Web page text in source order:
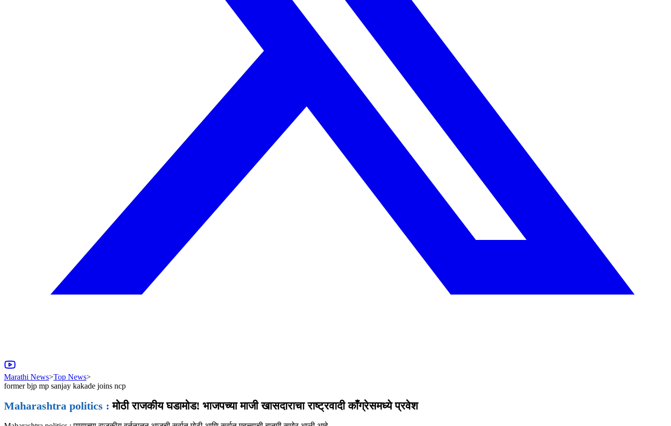
Marathi News>Top News>
former bjp mp sanjay kakade joins ncp
Maharashtra politics : मोठी राजकीय घडामोड! भाजपच्या माजी खासदाराचा राष्ट्रवादी काँग्रेसमध्ये प्रवेश